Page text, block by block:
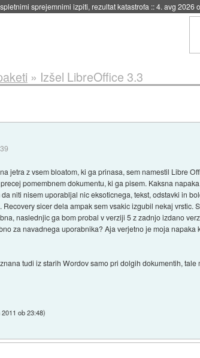
sprejemnimi izpiti, rezultat katastrofa ::4. avg 2026
» Izšel LibreOffice 3.3
jetra z vsem bloatom, ki ga prinasa, sem namestil Libre
pomembnem dokumentu, ki ga pisem. Kaksna
niti nisem uporabljal nic eksoticnega, tekst, odstavki in
sicer dela ampak sem vsakic izgubil nekaj vrstic.
naslednjic ga bom probal v verziji 5 z zadnjo izdano
za navadnega uporabnika? Aja verjetno je moja napaka
tudi iz starih Wordov samo pri dolgih dokumentih, tale
2011 ob 23:48)